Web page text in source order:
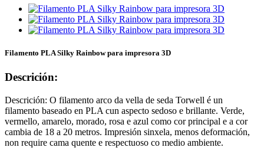
Filamento PLA Silky Rainbow para impresora 3D
Descrición:
Descrición: O filamento arco da vella de seda Torwell é un
filamento baseado en PLA cun aspecto sedoso e brillante. Verde,
vermello, amarelo, morado, rosa e azul como cor principal e a cor
cambia de 18 a 20 metros. Impresión sinxela, menos deformación,
non require cama quente e respectuoso co medio ambiente.